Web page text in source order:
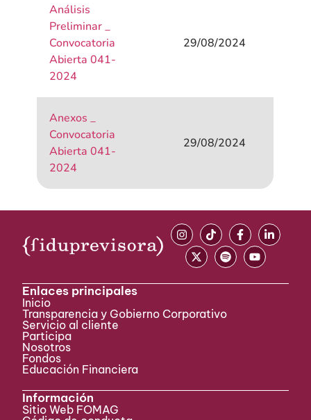
Análisis
Preliminar _
Convocatoria
Abierta 041-
2024
29/08/2024
Anexos _
Convocatoria
Abierta 041-
2024
29/08/2024
Enlaces principales
Inicio
Transparencia y Gobierno Corporativo
Servicio al cliente
Participa ​
Nosotros
Fondos
Educación Financiera
Información
Sitio Web FOMAG